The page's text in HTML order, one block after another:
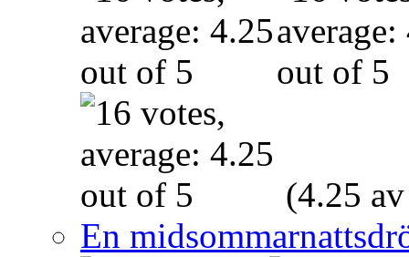
(4.25
En